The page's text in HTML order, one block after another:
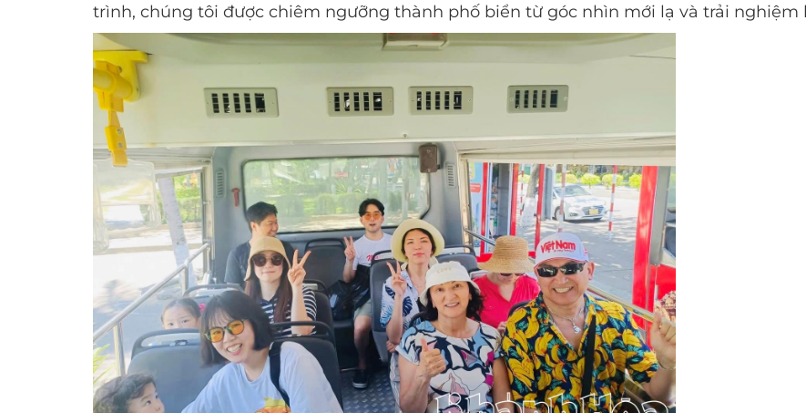
trình, chúng tôi được chiêm ngưỡng thành phố biển từ góc nhìn mới lạ và trải nghiệm